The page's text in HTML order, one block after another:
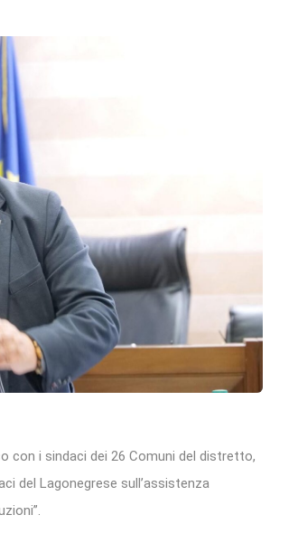
con i sindaci dei 26 Comuni del distretto,
del Lagonegrese sull’assistenza